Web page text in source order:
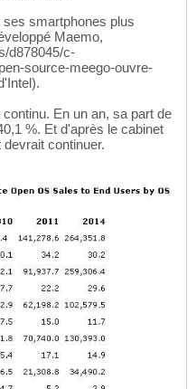
smartphones plus
Maemo,
d878045/c-
source-meego-ouvre-
En un an, sa part de
%. Et d'après le cabinet
continuer.